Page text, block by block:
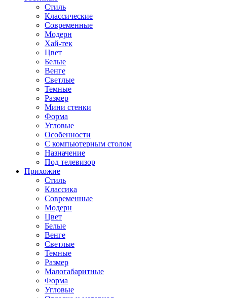
Стиль
Классические
Современные
Модерн
Хай-тек
Цвет
Белые
Венге
Светлые
Темные
Размер
Мини стенки
Форма
Угловые
Особенности
С компьютерным столом
Назначение
Под телевизор
Прихожие
Стиль
Классика
Современные
Модерн
Цвет
Белые
Венге
Светлые
Темные
Размер
Малогабаритные
Форма
Угловые